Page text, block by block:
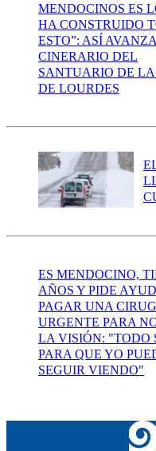
MENDOCINOS ES
HA CONSTRUIDO
ESTO”: ASÍ
CINERARIO DEL
SANTUARIO DE
DE LOURDES
ES MENDOCINO,
AÑOS Y PIDE
PAGAR UNA
URGENTE PARA
LA VISIÓN: "TODO
PARA QUE YO
SEGUIR VIENDO"